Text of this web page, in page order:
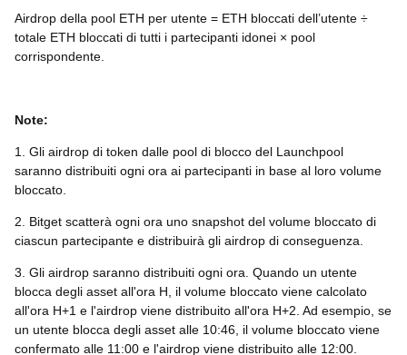
Airdrop della pool ETH per utente = ETH bloccati dell’utente ÷
totale ETH bloccati di tutti i partecipanti idonei × pool
corrispondente.
Note:
1. Gli airdrop di token dalle pool di blocco del Launchpool
saranno distribuiti ogni ora ai partecipanti in base al loro volume
bloccato.
2. Bitget scatterà ogni ora uno snapshot del volume bloccato di
ciascun partecipante e distribuirà gli airdrop di conseguenza.
3. Gli airdrop saranno distribuiti ogni ora. Quando un utente
blocca degli asset all'ora H, il volume bloccato viene calcolato
all'ora H+1 e l'airdrop viene distribuito all'ora H+2. Ad esempio, se
un utente blocca degli asset alle 10:46, il volume bloccato viene
confermato alle 11:00 e l'airdrop viene distribuito alle 12:00.